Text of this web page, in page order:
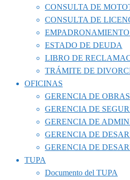
CONSULTA DE
CONSULTA DE
EMPADRONAMIENTO
ESTADO DE DEUDA
LIBRO DE
TRÁMITE DE
OFICINAS
GERENCIA DE
GERENCIA DE
GERENCIA DE
GERENCIA DE
GERENCIA DE
TUPA
Documento del TUPA